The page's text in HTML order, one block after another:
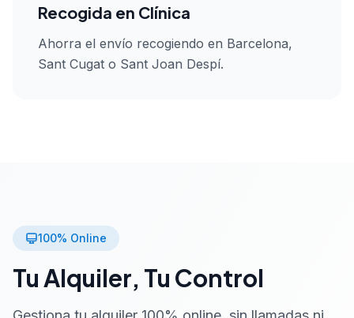
Recogida en Clínica
Ahorra el envío recogiendo en Barcelona,
Sant Cugat o Sant Joan Despí.
100% Online
Tu Alquiler, Tu Control